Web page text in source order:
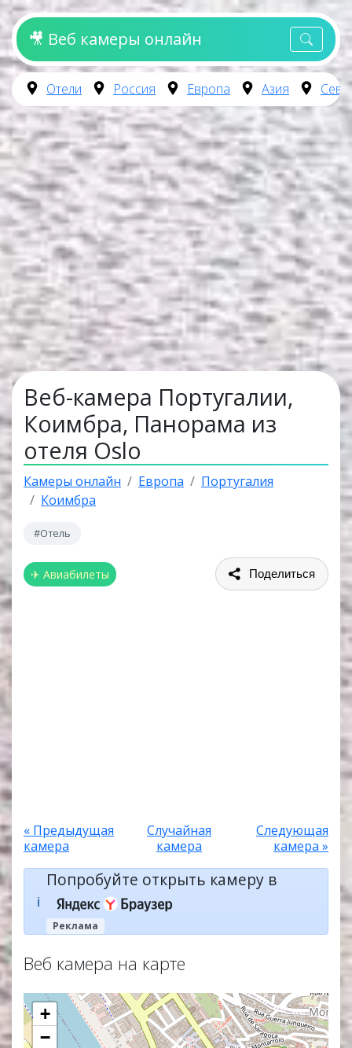
🎥 Веб камеры онлайн
Отели Россия Европа Азия
Веб-камера Португалии,
Коимбра, Панорама из
отеля Oslo
Камеры онлайн Европа
Португалия
Коимбра
#Отель
✈ Авиабилеты Поделиться
« Предыдущая
камера
Случайная
камера
Следующая
камера »
ℹ️
Попробуйте открыть камеру в
Реклама
Веб камера на карте
+
−